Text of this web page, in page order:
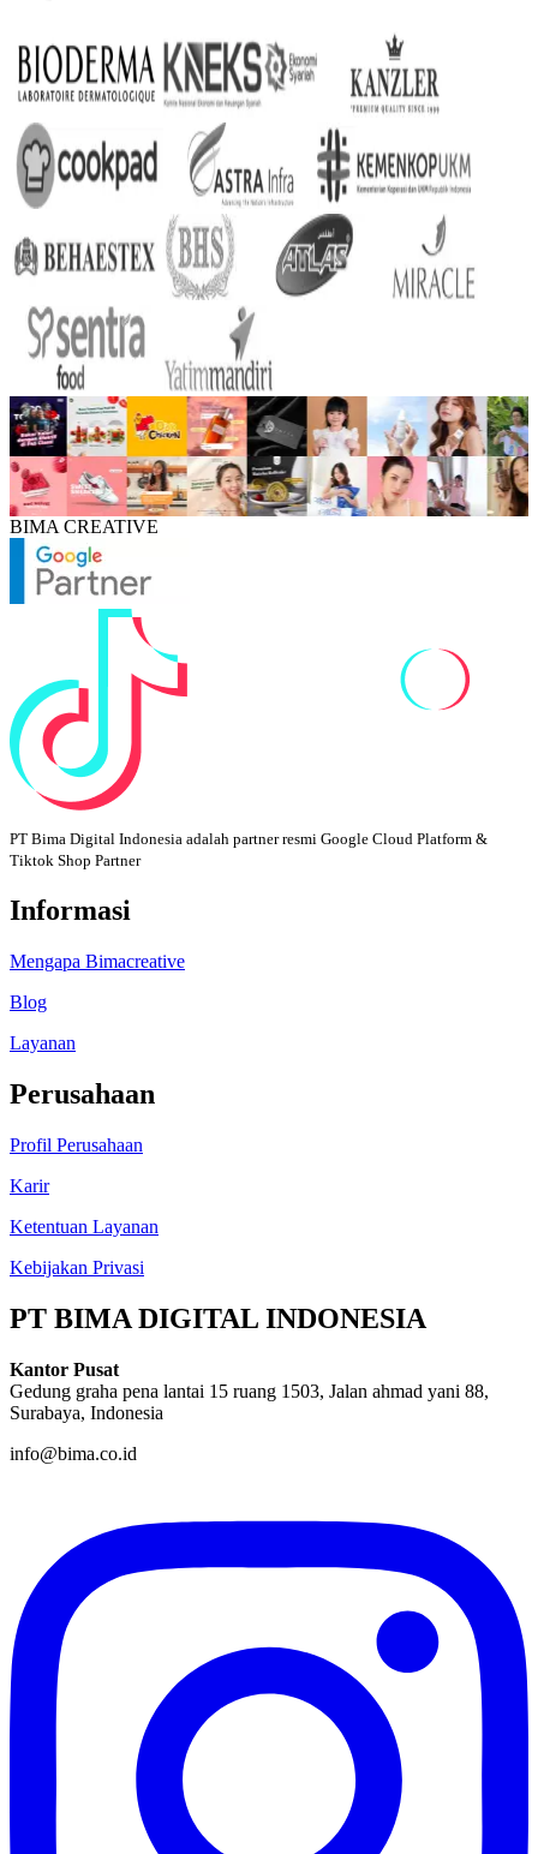
BIMA CREATIVE
PT Bima Digital Indonesia adalah partner resmi Google Cloud Platform &
Tiktok Shop Partner
Informasi
Mengapa Bimacreative
Blog
Layanan
Perusahaan
Profil Perusahaan
Karir
Ketentuan Layanan
Kebijakan Privasi
PT BIMA DIGITAL INDONESIA
Kantor Pusat
Gedung graha pena lantai 15 ruang 1503, Jalan ahmad yani 88,
Surabaya, Indonesia
info@bima.co.id